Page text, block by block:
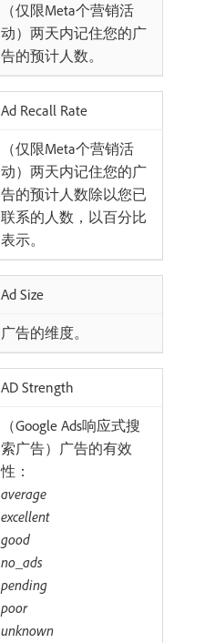
（仅限Meta个营销活
动）两天内记住您的广
告的预计人数。
Ad Recall Rate
（仅限Meta个营销活
动）两天内记住您的广
告的预计人数除以您已
联系的人数，以百分比
表示。
Ad Size
广告的维度。
AD Strength
（Google Ads响应式搜
索广告）广告的有效
性：
average
excellent
good
no_ads
pending
poor
unknown